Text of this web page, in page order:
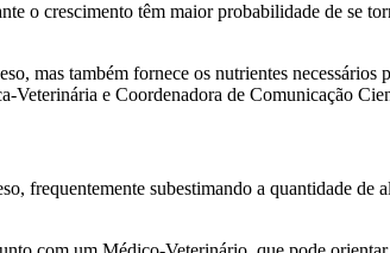
o crescimento têm maior probabilidade de se
mas também fornece os nutrientes necessários
Veterinária e Coordenadora de Comunicação
frequentemente subestimando a quantidade